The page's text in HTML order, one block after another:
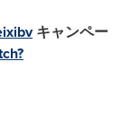
キャンペー